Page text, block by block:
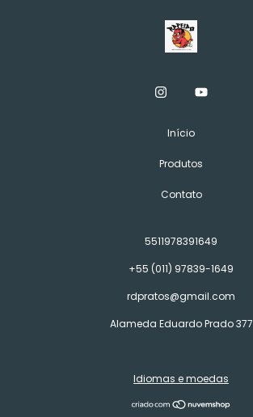
Início
Produtos
Contato
5511978391649
+55 (011) 97839-1649
rdpratos@gmail.com
Alameda Eduardo Prado 377
Idiomas e moedas